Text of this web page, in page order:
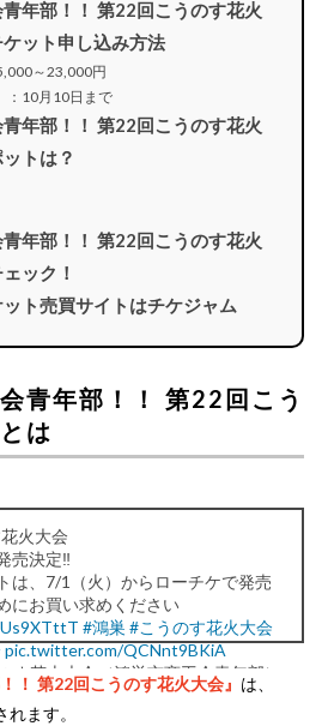
青年部！！ 第22回こうのす花火
ット申し込み方法
～23,000円
：10月10日まで
青年部！！ 第22回こうのす花火
トは？
青年部！！ 第22回こうのす花火
ック！
ト売買サイトはチケジャム
青年部！！ 第22回こう
は
火大会
売決定‼️
は、7/1（火）からローチケで発売
にお買い求めください
#鴻巣 #こうのす花火大会
pic.twitter.com/QCNnt9BKiA
す花火大会（鴻巣市商工会青年部）
June 16, 2025
！ 第22回こうのす花火大会』 は、
れます。